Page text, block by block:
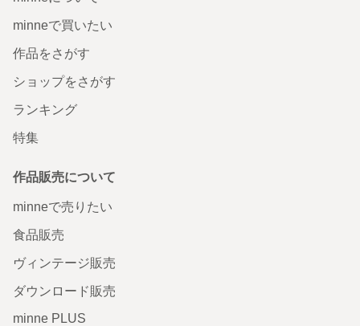
minneで買いたい
作品をさがす
ショップをさがす
ランキング
特集
作品販売について
minneで売りたい
食品販売
ヴィンテージ販売
ダウンロード販売
minne PLUS